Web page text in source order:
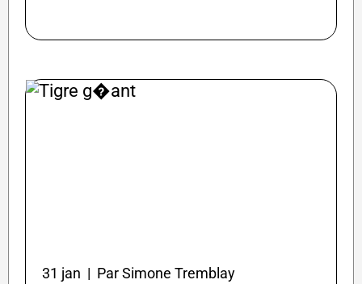
31 jan | Par Simone Tremblay